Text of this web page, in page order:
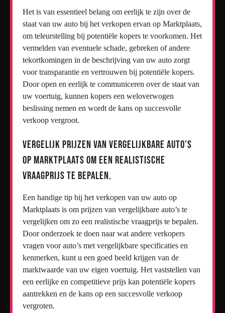
Het is van essentieel belang om eerlijk te zijn over de
staat van uw auto bij het verkopen ervan op Marktplaats,
om teleurstelling bij potentiële kopers te voorkomen. Het
vermelden van eventuele schade, gebreken of andere
tekortkomingen in de beschrijving van uw auto zorgt
voor transparantie en vertrouwen bij potentiële kopers.
Door open en eerlijk te communiceren over de staat van
uw voertuig, kunnen kopers een weloverwogen
beslissing nemen en wordt de kans op succesvolle
verkoop vergroot.
Vergelijk prijzen van vergelijkbare auto’s
op Marktplaats om een realistische
vraagprijs te bepalen.
Een handige tip bij het verkopen van uw auto op
Marktplaats is om prijzen van vergelijkbare auto’s te
vergelijken om zo een realistische vraagprijs te bepalen.
Door onderzoek te doen naar wat andere verkopers
vragen voor auto’s met vergelijkbare specificaties en
kenmerken, kunt u een goed beeld krijgen van de
marktwaarde van uw eigen voertuig. Het vaststellen van
een eerlijke en competitieve prijs kan potentiële kopers
aantrekken en de kans op een succesvolle verkoop
vergroten.